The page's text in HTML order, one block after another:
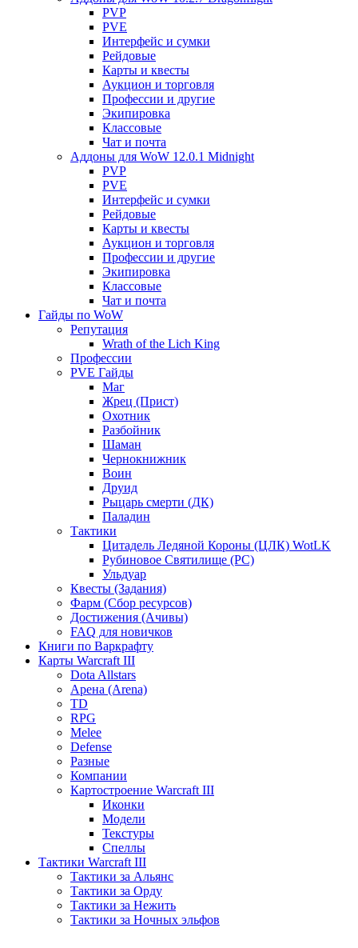
PVP
PVE
Интерфейс и сумки
Рейдовые
Карты и квесты
Аукцион и торговля
Профессии и другие
Экипировка
Классовые
Чат и почта
Аддоны для WoW 12.0.1 Midnight
PVP
PVE
Интерфейс и сумки
Рейдовые
Карты и квесты
Аукцион и торговля
Профессии и другие
Экипировка
Классовые
Чат и почта
Гайды по WoW
Репутация
Wrath of the Lich King
Профессии
PVE Гайды
Маг
Жрец (Прист)
Охотник
Разбойник
Шаман
Чернокнижник
Воин
Друид
Рыцарь смерти (ДК)
Паладин
Тактики
Цитадель Ледяной Короны (ЦЛК) WotLK
Рубиновое Святилище (РС)
Ульдуар
Квесты (Задания)
Фарм (Сбор ресурсов)
Достижения (Ачивы)
FAQ для новичков
Книги по Варкрафту
Карты Warcraft III
Dota Allstars
Арена (Arena)
TD
RPG
Melee
Defense
Разные
Компании
Картостроение Warcraft III
Иконки
Модели
Текстуры
Спеллы
Тактики Warcraft III
Тактики за Альянс
Тактики за Орду
Тактики за Нежить
Тактики за Ночных эльфов